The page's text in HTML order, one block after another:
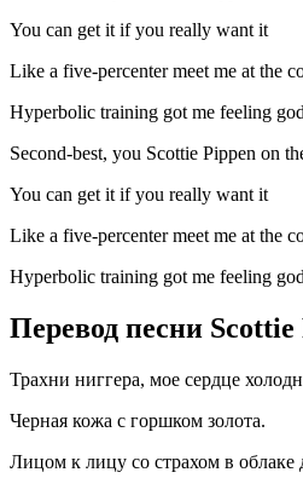
You can get it if you really want it
Like a five-percenter meet me at the
Hyperbolic training got me feeling
Second-best, you Scottie Pippen on
You can get it if you really want it
Like a five-percenter meet me at the
Hyperbolic training got me feeling
Перевод песни Scottie
Трахни ниггера, мое сердце
Черная кожа с горшком золота.
Лицом к лицу со страхом в облаке